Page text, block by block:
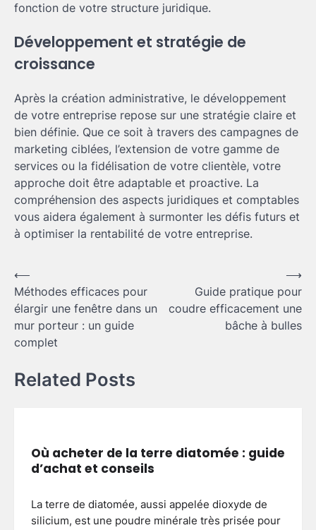
fonction de votre structure juridique.
Développement et stratégie de
croissance
Après la création administrative, le développement
de votre entreprise repose sur une stratégie claire et
bien définie. Que ce soit à travers des campagnes de
marketing ciblées, l’extension de votre gamme de
services ou la fidélisation de votre clientèle, votre
approche doit être adaptable et proactive. La
compréhension des aspects juridiques et comptables
vous aidera également à surmonter les défis futurs et
à optimiser la rentabilité de votre entreprise.
Navigation
de
l’article
⟵
Méthodes efficaces pour
élargir une fenêtre dans un
mur porteur : un guide
complet
Guide pratique pour
coudre efficacement une
bâche à bulles
⟶
Related Posts
Où acheter de la terre diatomée : guide
d’achat et conseils
La terre de diatomée, aussi appelée dioxyde de
silicium, est une poudre minérale très prisée pour